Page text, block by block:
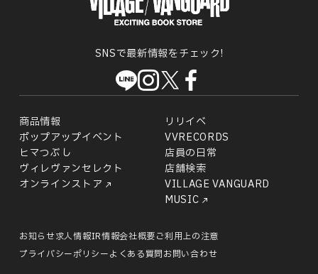
SNSで最新情報をチェック!
商品情報
リリイベ
ポップアップイベント
VVRECORDS
ヒマつぶし
店員の日常
ヴィレヴァンセレクト
店舗検索
オンラインストア
VILLAGE VANGUARD
MUSIC
お知らせ求人情報IR情報会社概要ご利用上の注意
プライバシーポリシーよくある質問お問い合わせ